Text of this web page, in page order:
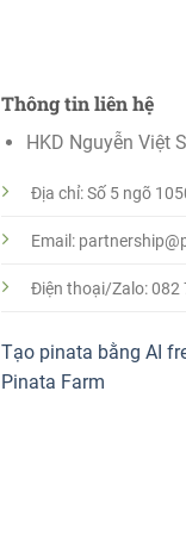
Thông tin liên hệ
HKD Nguyễn Việt
Địa chỉ: Số 5 ngõ
Email:
Điện thoại/Zalo: 082
Tạo pinata bằng AI
Pinata Farm